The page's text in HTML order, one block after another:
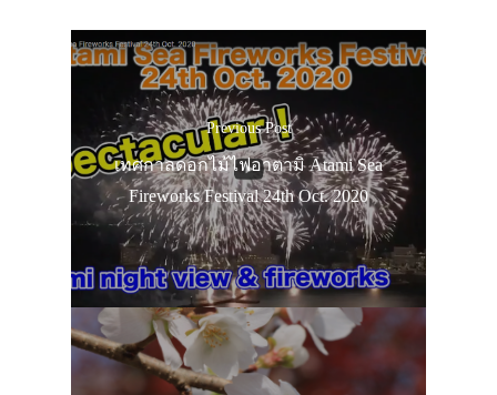
Previous Post
เทศกาลดอกไม้ไฟอาตามิ Atami Sea
Fireworks Festival 24th Oct. 2020
เที่ยวญี่ปุ่นด้ว
เอง
รถบัส
เดินทาง
ทัวร์
ที่พัก
สาระน่ารู้
VIDEO
ภาพประทับใจ